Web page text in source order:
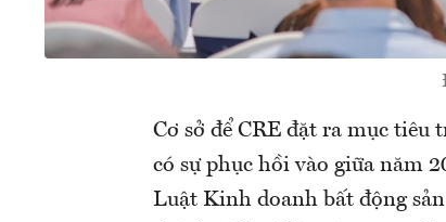
Cơ sở để CRE đặt ra mục tiêu
có sự phục hồi vào giữa năm
Luật Kinh doanh bất động